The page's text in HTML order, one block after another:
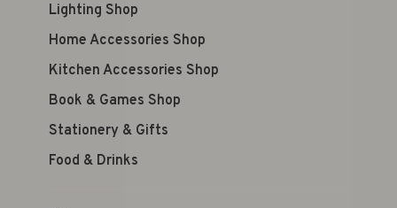
Lighting Shop
Home Accessories Shop
Kitchen Accessories Shop
Book & Games Shop
Stationery & Gifts
Food & Drinks